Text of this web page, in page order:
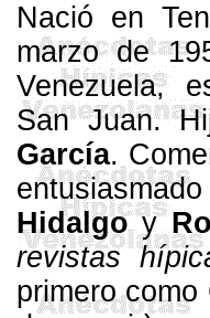
Nació en
marzo de
Venezuela,
San Juan.
García.
Hidalgoy
revistas
primero